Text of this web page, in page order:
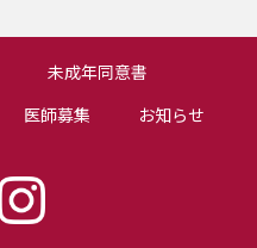
未成年同意書
医師募集 お知らせ